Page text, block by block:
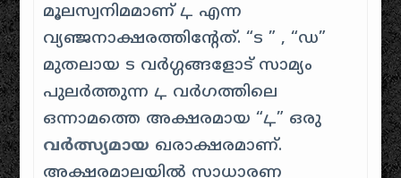
മൂലസ്വനിമമാണ് ഺ എന്ന
വ്യഞ്ജനാക്ഷരത്തിന്റേത്. “ട ” , “ഡ”
മുതലായ ട വർഗ്ഗങ്ങളോട് സാമ്യം
പുലർത്തുന്ന ഺ വർഗത്തിലെ
ഒന്നാമത്തെ അക്ഷരമായ “ഺ” ഒരു
വർത്സ്യമായ ഖരാക്ഷരമാണ്.
അക്ഷരമാലയിൽ സാധാരണ